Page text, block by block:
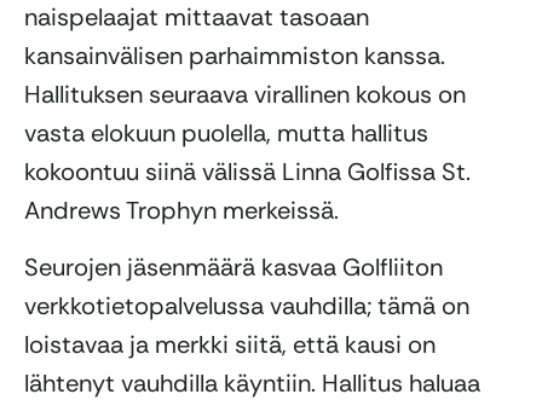
naispelaajat mittaavat tasoaan
kansainvälisen parhaimmiston kanssa.
Hallituksen seuraava virallinen kokous on
vasta elokuun puolella, mutta hallitus
kokoontuu siinä välissä Linna Golfissa St.
Andrews Trophyn merkeissä.
Seurojen jäsenmäärä kasvaa Golfliiton
verkkotietopalvelussa vauhdilla; tämä on
loistavaa ja merkki siitä, että kausi on
lähtenyt vauhdilla käyntiin. Hallitus haluaa